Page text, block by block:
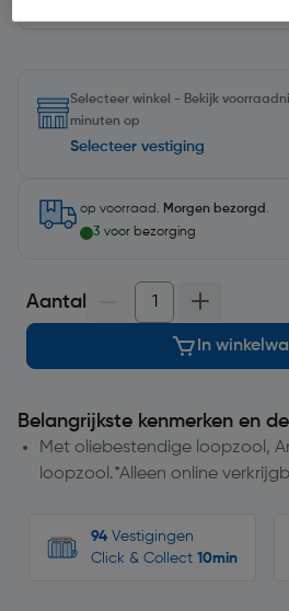
Selecteer winkel - Bekijk
minuten op
Selecteer vestiging
op voorraad. Morgen bezorgd .
3 voor bezorging
Aantal
In
Belangrijkste kenmerken en
Met oliebestendige loopzool,
loopzool.*Alleen online
94 Vestigingen
Click & Collect 10min